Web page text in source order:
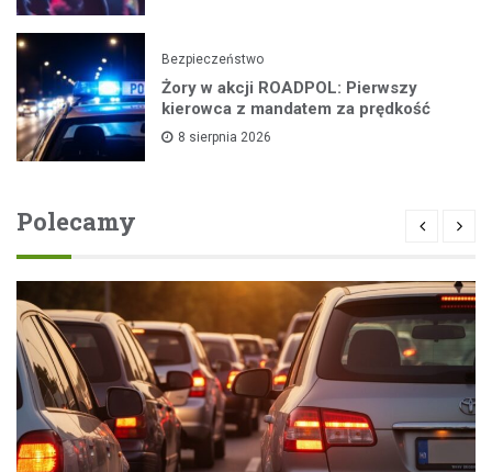
Bezpieczeństwo
Żory w akcji ROADPOL: Pierwszy
kierowca z mandatem za prędkość
8 sierpnia 2026
Polecamy